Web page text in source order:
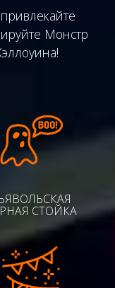
Монстр
СТОЙКА